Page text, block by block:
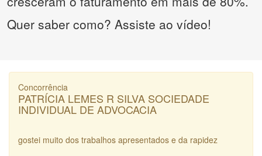
Quer saber como? Assiste ao vídeo!
Concorrência
PATRÍCIA LEMES R SILVA SOCIEDADE
INDIVIDUAL DE ADVOCACIA
gostei muito dos trabalhos apresentados e da rapidez